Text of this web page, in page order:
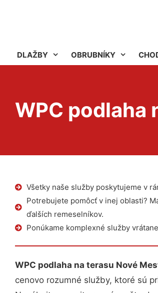
DLAŽBY OBRUBNÍKY
WPC podlaha
Všetky naše služby poskytujeme v
Potrebujete pomôcť v inej oblasti?
ďalších remeselníkov.
Ponúkame komplexné služby
WPC podlaha na terasu Nové
cenovo rozumné služby, ktoré sú